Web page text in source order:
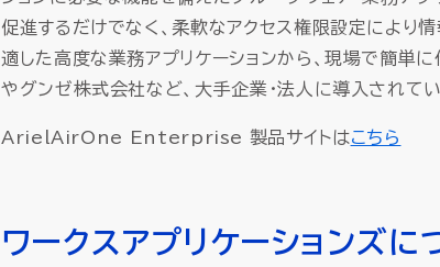
促進するだけでなく、柔軟なアクセス権限設定により
適した高度な業務アプリケーションから、現場で簡単
やグンゼ株式会社など、大手企業・法人に導入されてい
ArielAirOne Enterprise 製品サイトはこちら
ワークスアプリケーションズに